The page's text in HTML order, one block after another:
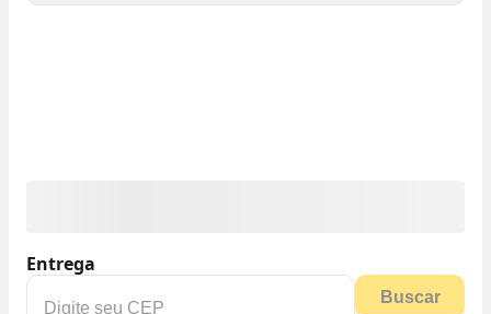
Entrega
Buscar